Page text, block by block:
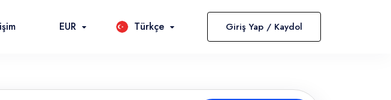
EUR Türkçe Giriş Yap / Kaydol